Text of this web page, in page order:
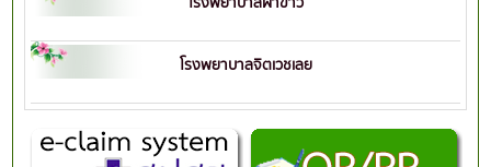
โรงพยาบาลจิตเวชเลย